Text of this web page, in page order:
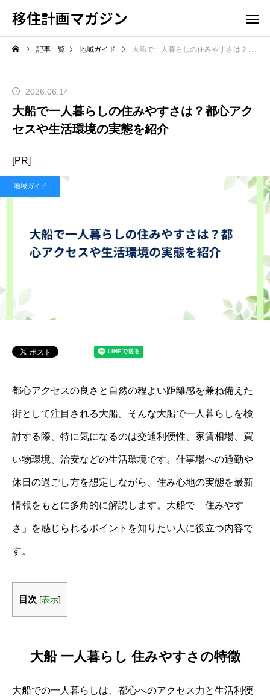
移住計画マガジン
記事一覧 地域ガイド 大船で一人暮らしの住みやすさは？都心アクセスや生活環境の実態を紹介
2026.06.14
大船で一人暮らしの住みやすさは？都心アク
セスや生活環境の実態を紹介
[PR]
地域ガイド
都心アクセスの良さと自然の程よい距離感を兼ね備えた
街として注目される大船。そんな大船で一人暮らしを検
討する際、特に気になるのは交通利便性、家賃相場、買
い物環境、治安などの生活環境です。仕事場への通勤や
休日の過ごし方を想定しながら、住み心地の実態を最新
情報をもとに多角的に解説します。大船で「住みやす
さ」を感じられるポイントを知りたい人に役立つ内容で
す。
目次 [表示]
大船 一人暮らし 住みやすさの特徴
大船での一人暮らしは、都心へのアクセス力と生活利便